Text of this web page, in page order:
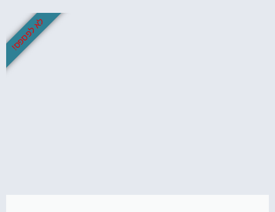
לא לפספס!